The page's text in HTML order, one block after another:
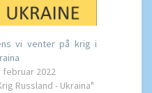
vi venter på krig i
februar 2022
Russland - Ukraina"